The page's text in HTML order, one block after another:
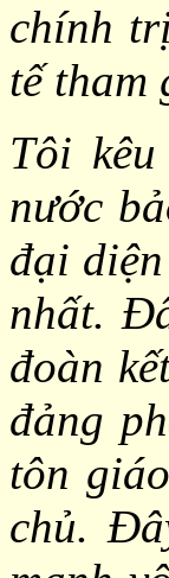
chính
tế tham
Tôi
nước
đại
nhất.
đoàn
đảng
tôn
chủ.